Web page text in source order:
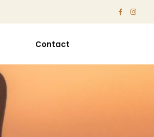
Contact